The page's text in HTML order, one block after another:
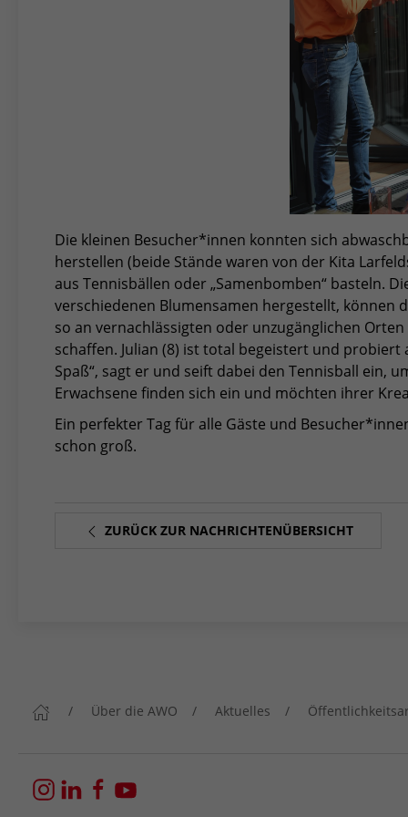
Die kleinen Besucher*innen konnten sich
herstellen (beide Stände waren von der Kita
aus Tennisbällen oder „Samenbomben“ basteln.
verschiedenen Blumensamen hergestellt, können
so an vernachlässigten oder unzugänglichen
schaffen. Julian (8) ist total begeistert und probiert
Spaß“, sagt er und seift dabei den Tennisball ein,
Erwachsene finden sich ein und möchten ihrer
Ein perfekter Tag für alle Gäste und
schon groß.
ZURÜCK ZUR NACHRICHTENÜBERSICHT
Über die AWO Aktuelles